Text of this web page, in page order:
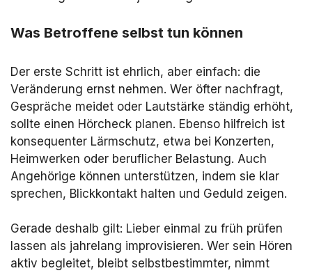
Was Betroffene selbst tun können
Der erste Schritt ist ehrlich, aber einfach: die
Veränderung ernst nehmen. Wer öfter nachfragt,
Gespräche meidet oder Lautstärke ständig erhöht,
sollte einen Hörcheck planen. Ebenso hilfreich ist
konsequenter Lärmschutz, etwa bei Konzerten,
Heimwerken oder beruflicher Belastung. Auch
Angehörige können unterstützen, indem sie klar
sprechen, Blickkontakt halten und Geduld zeigen.
Gerade deshalb gilt: Lieber einmal zu früh prüfen
lassen als jahrelang improvisieren. Wer sein Hören
aktiv begleitet, bleibt selbstbestimmter, nimmt